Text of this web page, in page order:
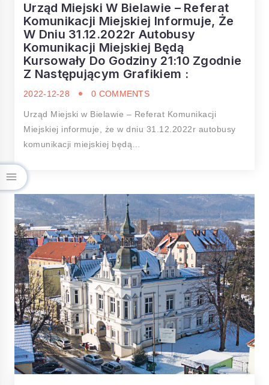
Urząd Miejski W Bielawie – Referat
Komunikacji Miejskiej Informuje, Że
W Dniu 31.12.2022r Autobusy
Komunikacji Miejskiej Będą
Kursowały Do Godziny 21:10 Zgodnie
Z Następującym Grafikiem :
2022-12-28 0 COMMENTS
Urząd Miejski w Bielawie – Referat Komunikacji
Miejskiej informuje, że w dniu 31.12.2022r autobusy
komunikacji miejskiej będą…